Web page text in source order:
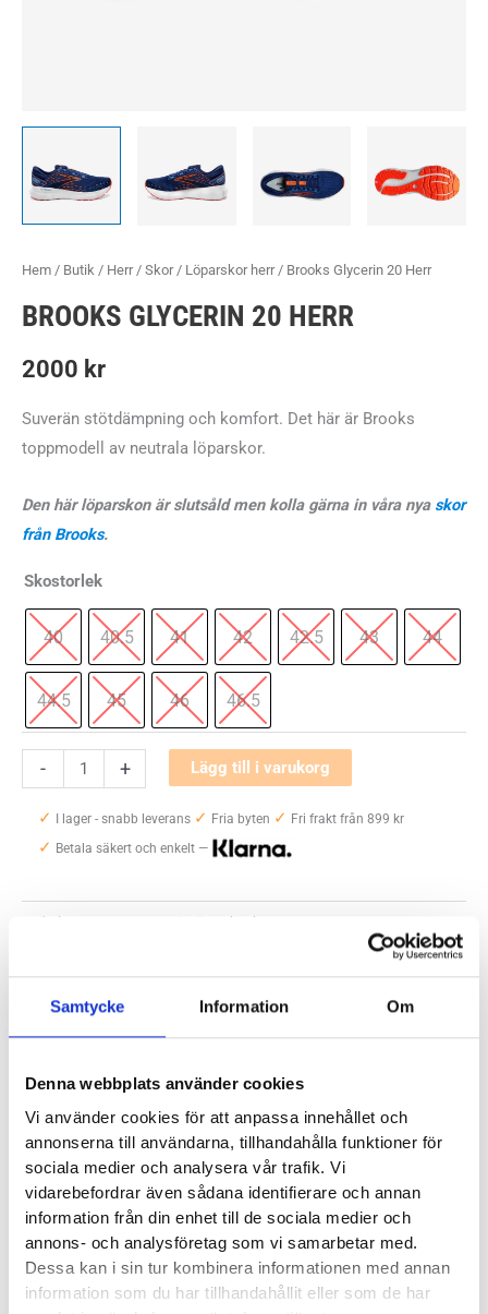
Samtycke Information Om
Denna webbplats använder cookies
Vi använder cookies för att anpassa innehållet och
annonserna till användarna, tillhandahålla funktioner för
sociala medier och analysera vår trafik. Vi
vidarebefordrar även sådana identifierare och annan
information från din enhet till de sociala medier och
annons- och analysföretag som vi samarbetar med.
Dessa kan i sin tur kombinera informationen med annan
information som du har tillhandahållit eller som de har
Hem / Butik / Herr/ Skor/ Löparskor herr/ Brooks Glycerin 20 Herr
BROOKS GLYCERIN 20 HERR
2000 kr
Suverän stötdämpning och komfort. Det här är Brooks
toppmodell av neutrala löparskor.
Den här löparskon är slutsåld men kolla gärna in våra nya skor
från Brooks.
Skostorlek
40 40.5 41 42 42.5 43 44
44.5 45 46 46.5
-
Glycerin
Herr
+ Lägg till i varukorg
✓ I lager - snabb leverans ✓ Fria byten ✓ Fri frakt från 899 kr
✓ Betala säkert och enkelt —
Artikelnr:
Löparskor herr
Saldo weblager. För aktuellt butikssaldo, kontakta din närmstabutik.
Produktegenskaper
Gillar du långa pass och vill ha stötdämpning därefter. Då är
Brooks Glycerin 20 en modell som bör stå på din radar. Det
är Brooks toppmodell i det neutrala segmentet och det
märks. Komforten är riktigt hög, både i form av hur
stötdämpningen sviktar och hur ovandelen mjukt och
följsamt sitter kring foten. Komfort, dämpning, hållbarhet,
god löpkänsla? Japp!